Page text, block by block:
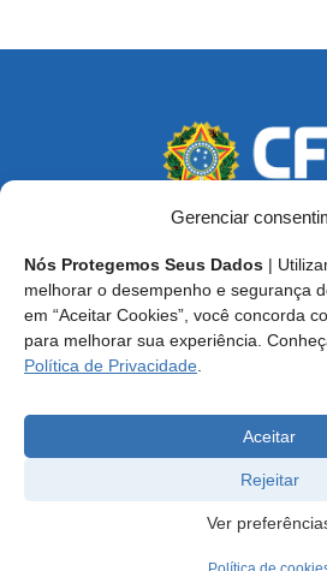
Gerenciar
Nós Protegemos Seus Dados |
melhorar o desempenho e segurança
em “Aceitar Cookies”, você concorda
para melhorar sua experiência.
Política de Privacidade
Aceitar
Rejeitar
Ver
Endereço: SCS, Quadra 02, Bloco D,
9º Andar CEP 70.316-900 - Brasília/
Central de Atendimento ao Técnico: